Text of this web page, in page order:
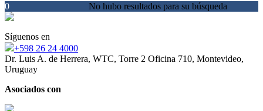
No hubo resultados para su búsqueda
0
Síguenos en
+598 26 24 4000
Dr. Luis A. de Herrera, WTC, Torre 2 Oficina 710, Montevideo,
Uruguay
Asociados con